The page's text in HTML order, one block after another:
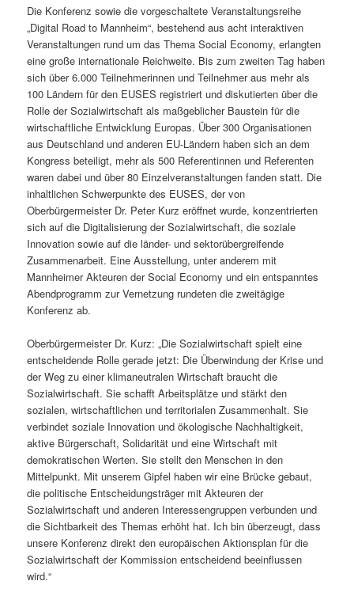
Die Konferenz sowie die vorgeschaltete Veranstaltungsreihe
„Digital Road to Mannheim“, bestehend aus acht interaktiven
Veranstaltungen rund um das Thema Social Economy, erlangten
eine große internationale Reichweite. Bis zum zweiten Tag haben
sich über 6.000 Teilnehmerinnen und Teilnehmer aus mehr als
100 Ländern für den EUSES registriert und diskutierten über die
Rolle der Sozialwirtschaft als maßgeblicher Baustein für die
wirtschaftliche Entwicklung Europas. Über 300 Organisationen
aus Deutschland und anderen EU-Ländern haben sich an dem
Kongress beteiligt, mehr als 500 Referentinnen und Referenten
waren dabei und über 80 Einzelveranstaltungen fanden statt. Die
inhaltlichen Schwerpunkte des EUSES, der von
Oberbürgermeister Dr. Peter Kurz eröffnet wurde, konzentrierten
sich auf die Digitalisierung der Sozialwirtschaft, die soziale
Innovation sowie auf die länder- und sektorübergreifende
Zusammenarbeit. Eine Ausstellung, unter anderem mit
Mannheimer Akteuren der Social Economy und ein entspanntes
Abendprogramm zur Vernetzung rundeten die zweitägige
Konferenz ab.
Oberbürgermeister Dr. Kurz: „Die Sozialwirtschaft spielt eine
entscheidende Rolle gerade jetzt: Die Überwindung der Krise und
der Weg zu einer klimaneutralen Wirtschaft braucht die
Sozialwirtschaft. Sie schafft Arbeitsplätze und stärkt den
sozialen, wirtschaftlichen und territorialen Zusammenhalt. Sie
verbindet soziale Innovation und ökologische Nachhaltigkeit,
aktive Bürgerschaft, Solidarität und eine Wirtschaft mit
demokratischen Werten. Sie stellt den Menschen in den
Mittelpunkt. Mit unserem Gipfel haben wir eine Brücke gebaut,
die politische Entscheidungsträger mit Akteuren der
Sozialwirtschaft und anderen Interessengruppen verbunden und
die Sichtbarkeit des Themas erhöht hat. Ich bin überzeugt, dass
unsere Konferenz direkt den europäischen Aktionsplan für die
Sozialwirtschaft der Kommission entscheidend beeinflussen
wird.“